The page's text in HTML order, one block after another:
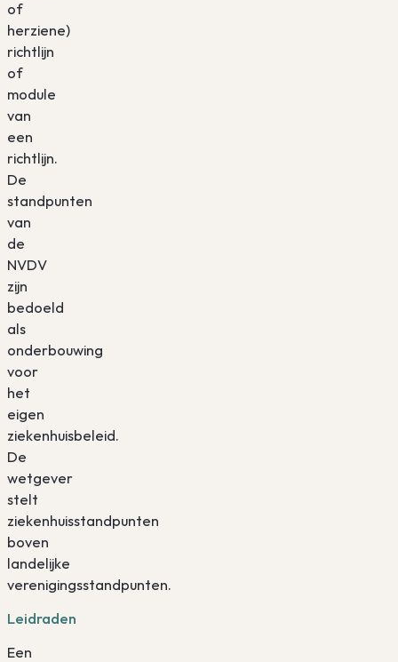
of
herziene)
richtlijn
of
module
van
een
richtlijn.
De
standpunten
van
de
NVDV
zijn
bedoeld
als
onderbouwing
voor
het
eigen
ziekenhuisbeleid.
De
wetgever
stelt
ziekenhuisstandpunten
boven
landelijke
verenigingsstandpunten.
Leidraden
Een